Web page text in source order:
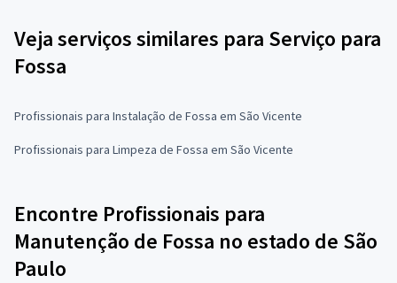
Veja serviços similares para Serviço para
Fossa
Profissionais para Instalação de Fossa em São Vicente
Profissionais para Limpeza de Fossa em São Vicente
Encontre Profissionais para
Manutenção de Fossa no estado de São
Paulo